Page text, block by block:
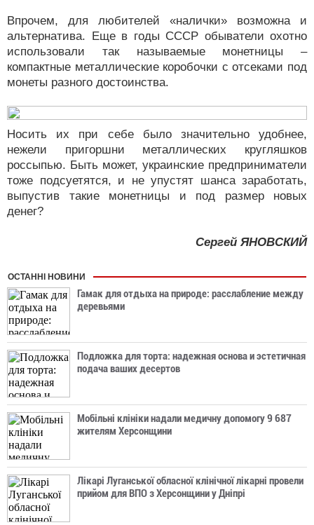
Впрочем, для любителей «налички» возможна и
альтернатива. Еще в годы СССР обыватели охотно
использовали так называемые монетницы –
компактные металлические коробочки с отсеками под
монеты разного достоинства.
Носить их при себе было значительно удобнее,
нежели пригоршни металлических кругляшков
россыпью. Быть может, украинские предприниматели
тоже подсуетятся, и не упустят шанса заработать,
выпустив такие монетницы и под размер новых
денег?
Сергей ЯНОВСКИЙ
ОСТАННІ НОВИНИ
Гамак для отдыха на природе: расслабление между
деревьями
Подложка для торта: надежная основа и эстетичная
подача ваших десертов
Мобільні клініки надали медичну допомогу 9 687
жителям Херсонщини
Лікарі Луганської обласної клінічної лікарні провели
прийом для ВПО з Херсонщини у Дніпрі